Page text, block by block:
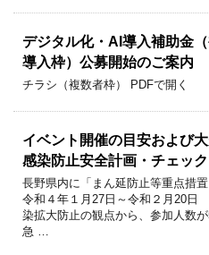
デジタル化・AI導入補助金
導入枠）公募開始のご案内
チラシ（複数者枠） PDFで開く
イベント開催の目安および
感染防止安全計画・チェッ
長野県内に「まん延防止等重点措
令和４年１月27日～令和２月20
染拡大防止の観点から、参加人数
急 …